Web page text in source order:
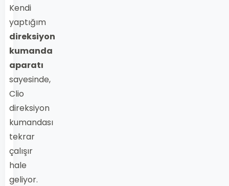
Kendi
yaptığım
direksiyon
kumanda
aparatı
sayesinde,
Clio
direksiyon
kumandası
tekrar
çalışır
hale
geliyor.